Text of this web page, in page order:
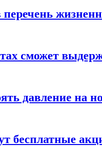
сможет
давление на
бесплатные